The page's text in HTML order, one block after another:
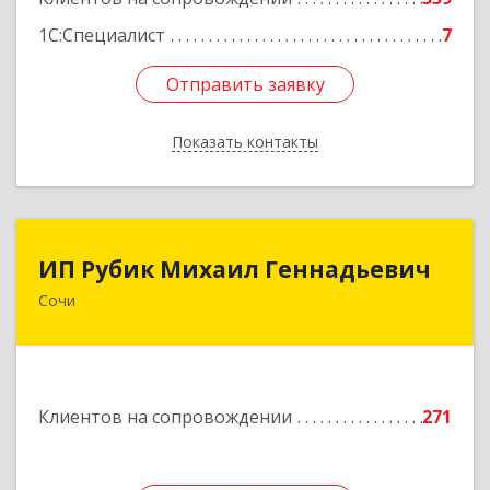
1С:Специалист
7
Отправить заявку
Показать контакты
Отправить заявку
Назад
ИП Рубик Михаил Геннадьевич
Сочи
Клиентов на сопровождении 271
ИП Рубик Михаил Геннадьевич